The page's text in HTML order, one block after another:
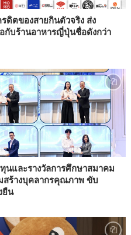
ดิตของสายกินตัวจริง ส่ง
กับร้านอาหารญี่ปุ่นชื่อดังกว่า
นและรางวัลการศึกษาสมาคม
สร้างบุคลากรคุณภาพ ขับ
ยืน